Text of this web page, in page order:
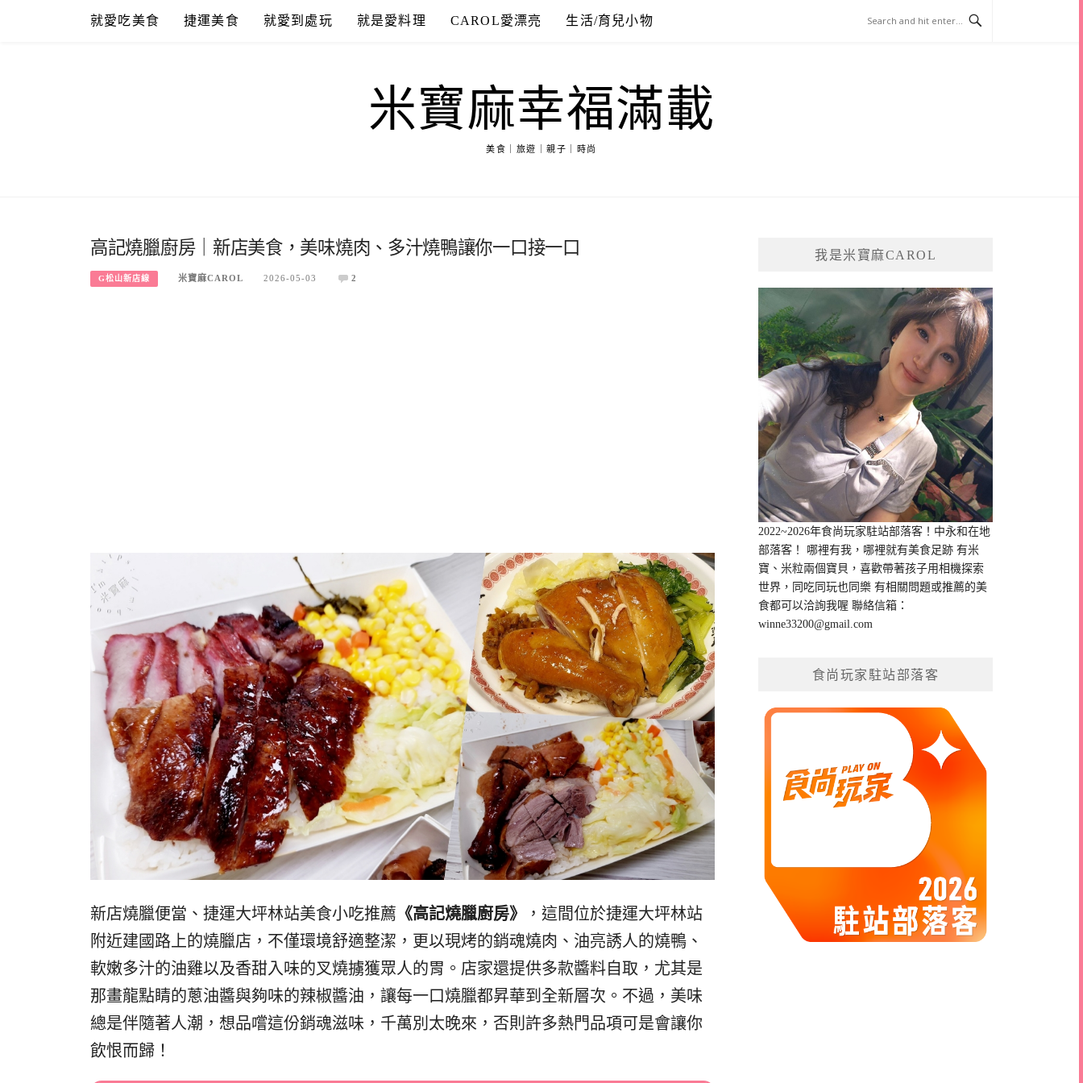
就愛吃美食 捷運美食 就愛到處玩 就是愛料理 CAROL愛漂亮 生活/育兒小物
米寶麻幸福滿載
美食｜旅遊｜親子｜時尚
高記燒臘廚房｜新店美食，美味燒肉、多汁燒鴨讓你一口接一口
G松山新店線 米寶麻CAROL 2026-05-03 2
新店燒臘便當、捷運大坪林站美食小吃推薦 《高記燒臘廚房》
，這間位於捷運大坪林站
附近建國路上的燒臘店，不僅環境舒適整潔，更以現烤的銷魂燒肉、油亮誘人的燒鴨、
軟嫩多汁的油雞以及香甜入味的叉燒擄獲眾人的胃。店家還提供多款醬料自取，尤其是
那畫龍點睛的蔥油醬與夠味的辣椒醬油，讓每一口燒臘都昇華到全新層次。不過，美味
總是伴隨著人潮，想品嚐這份銷魂滋味，千萬別太晚來，否則許多熱門品項可是會讓你
飲恨而歸！
我是米寶麻CAROL
2022~2026年食尚玩家駐站部落客！中永和在地
部落客！ 哪裡有我，哪裡就有美食足跡 有米
寶、米粒兩個寶貝，喜歡帶著孩子用相機探索
世界，同吃同玩也同樂 有相關問題或推薦的美
食都可以洽詢我喔 聯絡信箱：
winne33200@gmail.com
食尚玩家駐站部落客